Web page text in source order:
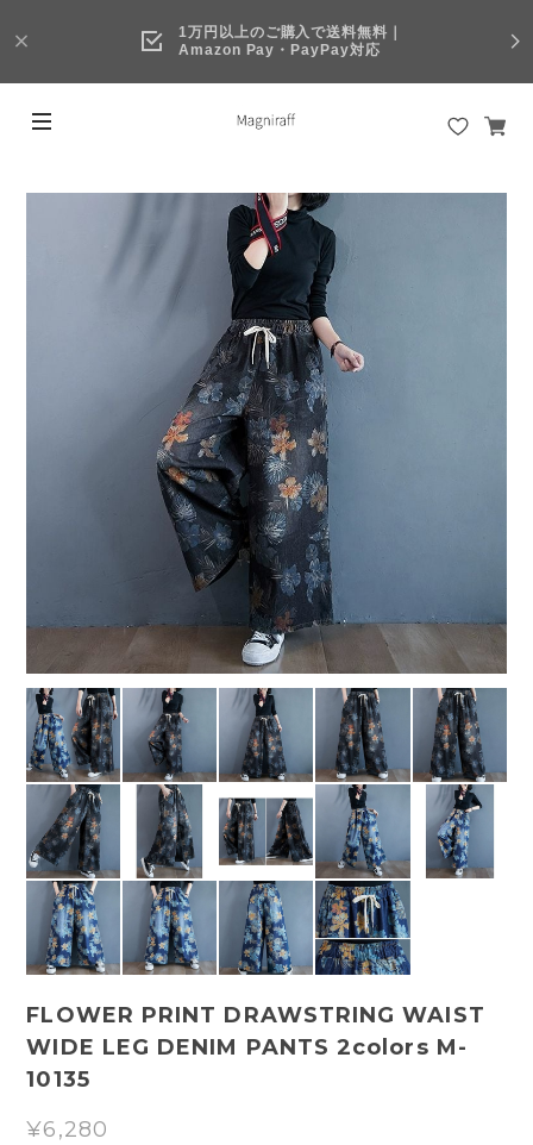
1万円以上のご購入で送料無料｜
Amazon Pay・PayPay対応
FLOWER PRINT DRAWSTRING WAIST
WIDE LEG DENIM PANTS 2colors M-
10135
¥6,280